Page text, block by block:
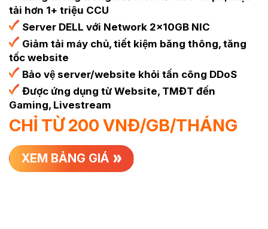
tải hơn 1+ triệu CCU
Server DELL với Network 2x10GB NIC
Giảm tải máy chủ, tiết kiệm băng thông, tăng
tốc website
Bảo vệ server/website khỏi tấn công DDoS
Được ứng dụng từ Website, TMĐT đến
Gaming, Livestream
CHỈ TỪ200 VNĐ/GB/THÁNG
XEM BẢNG GIÁ